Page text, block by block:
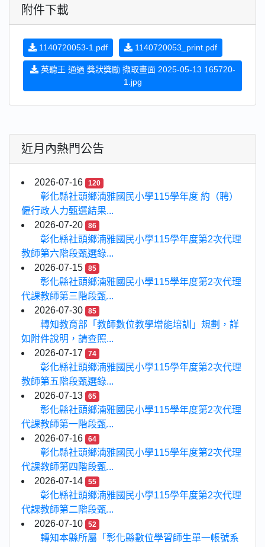
附件下載
1140720053-1.pdf 1140720053_print.pdf
英聽王 通過 獎狀獎勵 擷取畫面 2025-05-13 165720-
1.jpg
近月內熱門公告
2026-07-16 120
彰化縣社頭鄉湳雅國民小學115學年度 約（聘）
僱行政人力甄選結果...
2026-07-20
86
彰化縣社頭鄉湳雅國民小學115學年度第2次代理
教師第六階段甄選錄...
2026-07-15
85
彰化縣社頭鄉湳雅國民小學115學年度第2次代理
代課教師第三階段甄...
2026-07-30
85
轉知教育部「教師數位教學增能培訓」規劃，詳
如附件說明，請查照...
2026-07-17
74
彰化縣社頭鄉湳雅國民小學115學年度第2次代理
教師第五階段甄選錄...
2026-07-13
65
彰化縣社頭鄉湳雅國民小學115學年度第2次代理
代課教師第一階段甄...
2026-07-16
64
彰化縣社頭鄉湳雅國民小學115學年度第2次代理
代課教師第四階段甄...
2026-07-14
55
彰化縣社頭鄉湳雅國民小學115學年度第2次代理
代課教師第二階段甄...
2026-07-10
52
轉知本縣所屬「彰化縣數位學習師生單一帳號系